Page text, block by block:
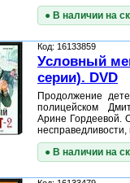
● В наличии на
Код: 16133859
Условный
серии). DVD
Продолжение
полицейском
Арине Гордеевой.
● В наличии на